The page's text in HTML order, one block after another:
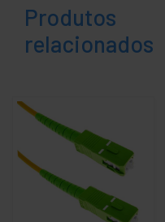
Produtos
relacionados